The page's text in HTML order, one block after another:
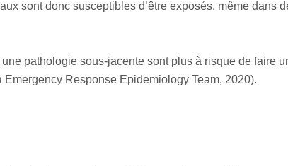
sont donc susceptibles d’être exposés, même dans
pathologie sous-jacente sont plus à risque de faire
Response Epidemiology Team, 2020).